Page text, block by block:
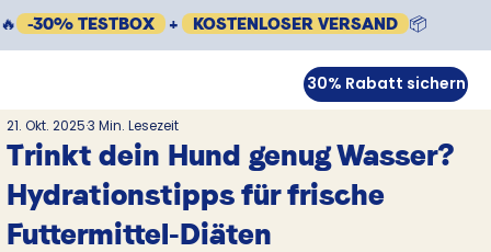
🔥 -30% TESTBOX + KOSTENLOSER VERSAND 📦
30% Rabatt sichern
Trinkt dein Hund genug Wasser?
Hydrationstipps für frische
Futtermittel-Diäten
21. Okt. 20253 Min. Lesezeit